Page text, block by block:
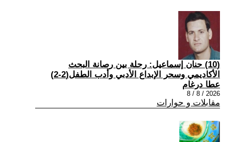
(10) حنان إسماعيل: رحلة بين رصانة البحث
الأكاديمي وسحر الإبداع الأدبي وأدب الطفل(2-2)
عطا درغام
2026 / 8 / 8
مقابلات و حوارات